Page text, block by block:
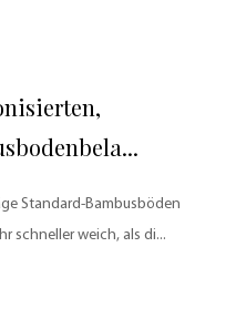
schneller weich, als di...